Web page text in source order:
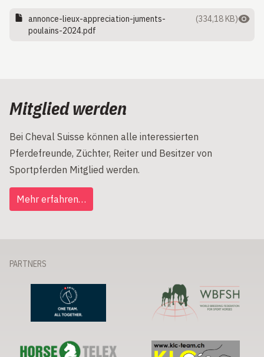
annonce-lieux-appreciation-juments-
poulains-2024.pdf
(334,18 KB)
Mitglied werden
Bei Cheval Suisse können alle interessierten
Pferdefreunde, Züchter, Reiter und Besitzer von
Sportpferden Mitglied werden.
Mehr erfahren…
PARTNERS